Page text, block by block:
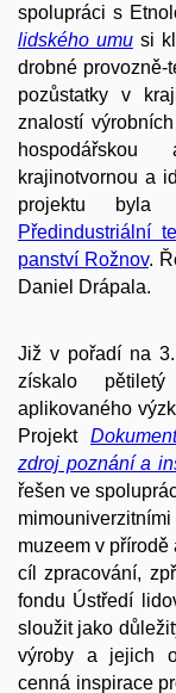
spolupráci s
lidského umu si
drobné provozně-
pozůstatky v
znalostí
hospodářskou
krajinotvornou a
projektu byla
Předindustriální
panství Rožnov.
Daniel Drápala.
Již v pořadí na
získalo
aplikovaného
Projekt
zdroj poznání a
řešen ve
muzeem v
cíl zpracování,
fondu Ústředí
sloužit jako
výroby a jejich
cenná inspirace